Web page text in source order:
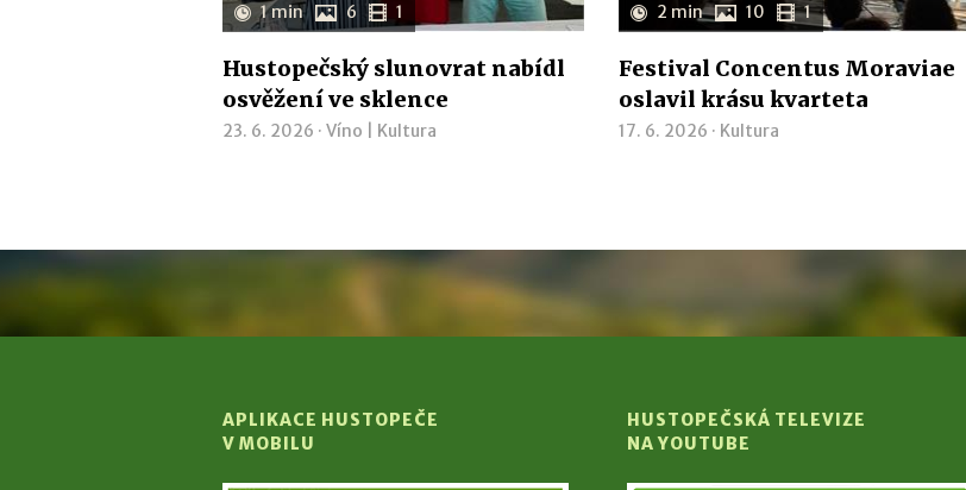
1 min 6 1
Hustopečský slunovrat nabídl
osvěžení ve sklence
23. 6. 2026 · Víno Kultura
2 min 10 1
Festival Concentus Moraviae
oslavil krásu kvarteta
17. 6. 2026 · Kultura
APLIKACE HUSTOPEČE
V MOBILU
HUSTOPEČSKÁ TELEVIZE
NA YOUTUBE